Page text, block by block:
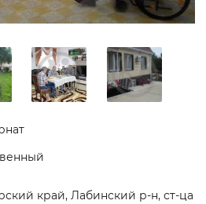
край, Лабинский р-н, ст-ца